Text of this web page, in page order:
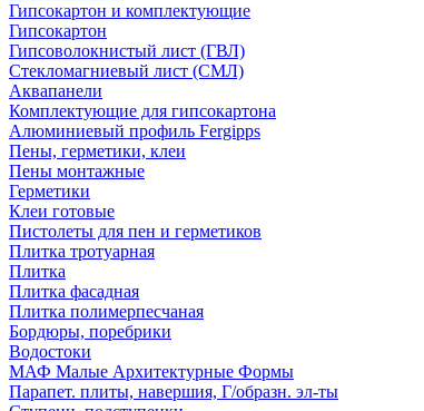
Гипсокартон и комплектующие
Гипсокартон
Гипсоволокнистый лист (ГВЛ)
Стекломагниевый лист (СМЛ)
Аквапанели
Комплектующие для гипсокартона
Алюминиевый профиль Fergipps
Пены, герметики, клеи
Пены монтажные
Герметики
Клеи готовые
Пистолеты для пен и герметиков
Плитка тротуарная
Плитка
Плитка фасадная
Плитка полимерпесчаная
Бордюры, поребрики
Водостоки
МАФ Малые Архитектурные Формы
Парапет. плиты, навершия, Г/образн. эл-ты